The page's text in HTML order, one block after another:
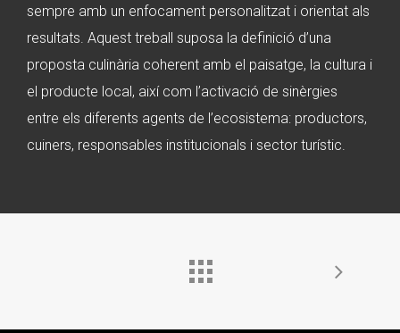
sempre amb un enfocament personalitzat i orientat als
resultats. Aquest treball suposa la definició d’una
proposta culinària coherent amb el paisatge, la cultura i
el producte local, així com l’activació de sinèrgies
entre els diferents agents de l’ecosistema: productors,
cuiners, responsables institucionals i sector turístic.